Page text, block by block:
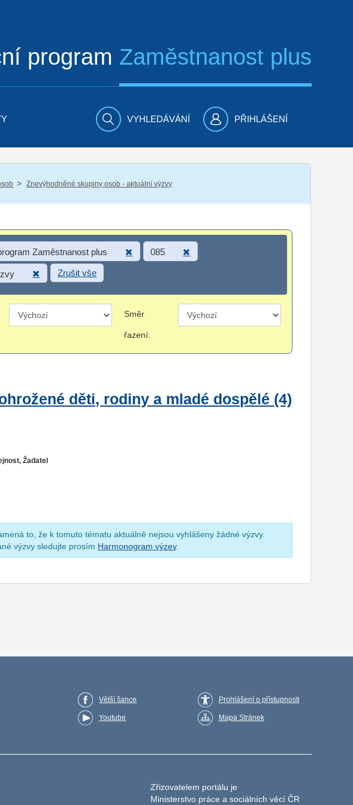
program Zaměstnanost plus
VYHLEDÁVÁNÍ PŘIHLÁŠENÍ
/ Znevýhodněné skupiny osob - aktuální výzvy
Zaměstnanost plus 085
Zrušit vše
Směr
řazení:
děti, rodiny a mladé dospělé (4)
Žadatel
to, že k tomuto tématu aktuálně nejsou vyhlášeny žádné výzvy.
výzvy sledujte prosím Harmonogram výzev.
Větší šance
Youtube
Prohlášení o přístupnosti
Mapa Stránek
Zřizovatelem portálu je
Ministerstvo práce a sociálních věcí ČR